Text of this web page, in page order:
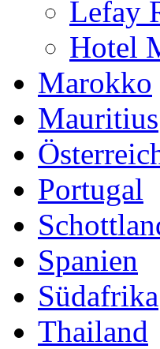
Lefay
Hotel
Marokko
Mauritius
Portugal
Spanien
Südafrika
Thailand